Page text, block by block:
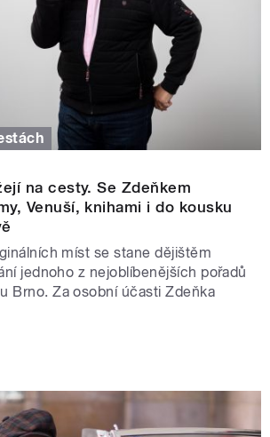
na cesty. Se Zdeňkem
Venuší, knihami i do kousku
míst se stane dějištěm
jednoho z nejoblíbenějších pořadů
Brno. Za osobní účasti Zdeňka